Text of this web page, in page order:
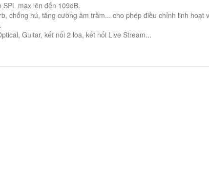
max lên đến 109dB.
chống hú, tăng cường âm trầm... cho phép điều chỉnh linh hoạt
Guitar, kết nối 2 loa, kết nối Live Stream...